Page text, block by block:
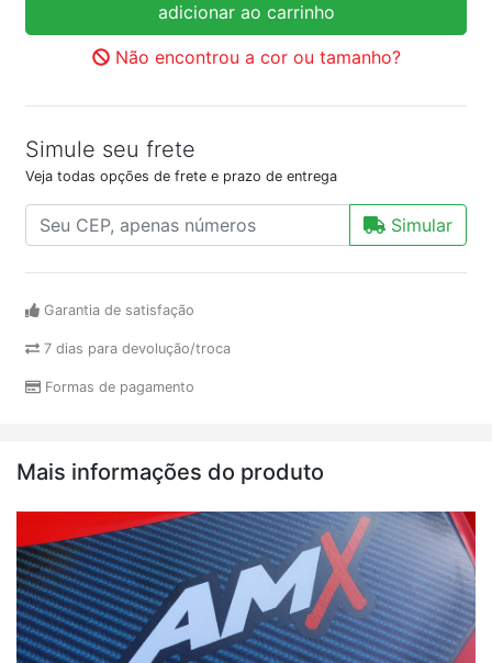
adicionar ao carrinho
Não encontrou a cor ou tamanho?
Simule seu frete
Veja todas opções de frete e prazo de entrega
Simular
Garantia de satisfação
7 dias para devolução/troca
Formas de pagamento
Mais informações do produto